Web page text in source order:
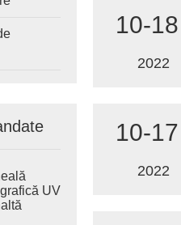
UV
10-18
2022
10-17
2022